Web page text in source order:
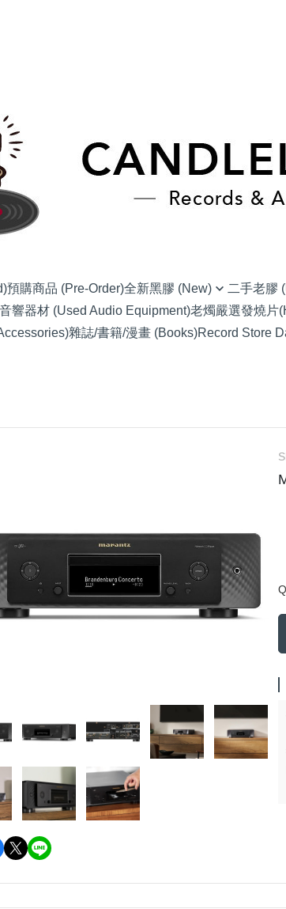
預購商品 (Pre-Order)全新黑膠 (New)
(NU) Classic Rock 經典搖滾
(NU) Hard Rock 硬搖滾
(NU) Hip Hop 嘻哈
(NU) J-Pop 日本流行
(NU) Jazz 爵士
(NU) Pop 西洋流行
(NU) Post-Rock 後搖
(NU) Psychedelic Rock 迷幻搖
滾
二手老膠
(SC) Alternative
(SC) Blues 藍調
(SC) Classic
(SC) Country 鄉村
(SC) Electronic
(SC) Funk, Soul
(SC) Fusion 融合
(SC) Hard Rock
(SC) Metal 金屬
(SC) O.S.T 原聲
(SC) Pop Rock
(SC) Prog Rock
響器材 (Used Audio Equipment)老燭嚴選發燒片
雜誌/書籍/漫畫 (Books)Record Store